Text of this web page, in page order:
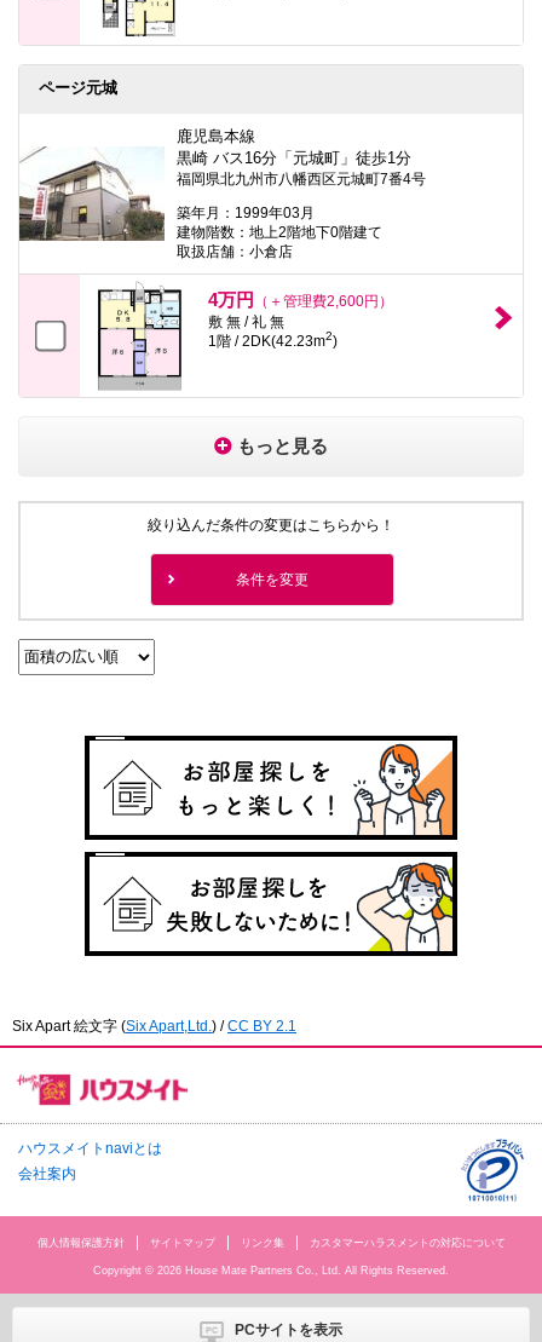
ページ元城
鹿児島本線
黒崎 バス16分「元城町」徒歩1分
福岡県北九州市八幡西区元城町7番4号
築年月：1999年03月
建物階数：地上2階地下0階建て
取扱店舗：小倉店
4万円
（＋管理費2,600円）
敷 無 / 礼 無
1階 / 2DK(42.23m2)
もっと見る
絞り込んだ条件の変更はこちらから！
条件を変更
Six Apart 絵文字 (Six Apart,Ltd. ) /CC BY 2.1
ハウスメイトnaviとは
会社案内
個人情報保護方針 サイトマップ リンク集 カスタマーハラスメントの対応について
Copyright © 2026 House Mate Partners Co., Ltd. All Rights Reserved.
PCサイトを表示